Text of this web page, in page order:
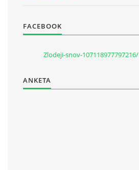
FACEBOOK
Zlodeji-snov-107118977797216/
ANKETA